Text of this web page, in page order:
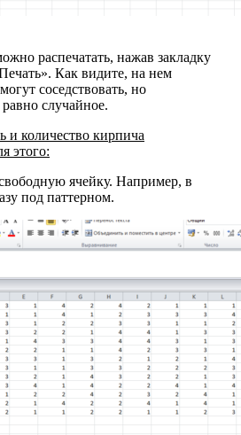
распечатать, нажав закладку
Как видите, на нем
соседствовать, но
случайное.
и количество кирпича
этого:
ячейку. Например, в
под паттерном.